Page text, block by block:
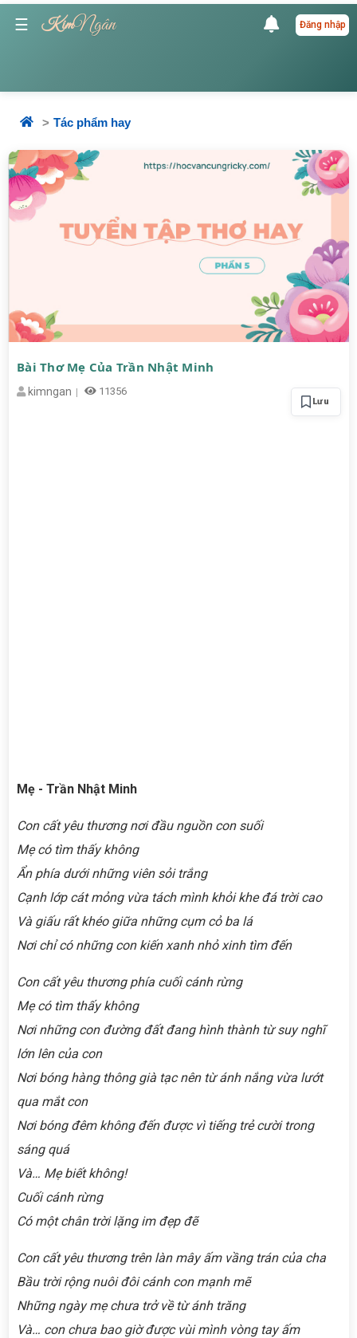
☰ KimNgân Đăng nhập
Tác phẩm hay
Bài Thơ Mẹ Của Trần Nhật Minh
kimngan 11356
Lưu
Mẹ - Trần Nhật Minh
Con cất yêu thương nơi đầu nguồn con suối
Mẹ có tìm thấy không
Ẩn phía dưới những viên sỏi trắng
Cạnh lớp cát mỏng vừa tách mình khỏi khe đá trời cao
Và giấu rất khéo giữa những cụm cỏ ba lá
Nơi chỉ có những con kiến xanh nhỏ xinh tìm đến
Con cất yêu thương phía cuối cánh rừng
Mẹ có tìm thấy không
Nơi những con đường đất đang hình thành từ suy nghĩ
lớn lên của con
Nơi bóng hàng thông già tạc nên từ ánh nắng vừa lướt
qua mắt con
Nơi bóng đêm không đến được vì tiếng trẻ cười trong
sáng quá
Và… Mẹ biết không!
Cuối cánh rừng
Có một chân trời lặng im đẹp đẽ
Con cất yêu thương trên làn mây ấm vầng trán của cha
Bầu trời rộng nuôi đôi cánh con mạnh mẽ
Những ngày mẹ chưa trở về từ ánh trăng
Và… con chưa bao giờ được vùi mình vòng tay ấm